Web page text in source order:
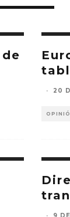
· 20